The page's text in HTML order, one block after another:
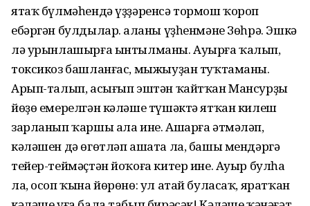
ятаҡ бүлмәһендә үҙҙәренсә тормош ҡороп
ебәргән булдылар. Ҡаланы үҙһенмәне Зөһрә. Эшкә
лә урынлашырға ынтылманы. Ауырға ҡалып,
токсикоз башланғас, мыжыуҙан туҡтаманы.
Арып-талып, асығып эштән ҡайтҡан Мансурҙы
йөҙө емерелгән кәләше түшәктә ятҡан килеш
зарланып ҡаршы ала ине. Ашарға әтмәләп,
кәләшен дә өгөтләп ашата ла, башы мендәргә
тейер-теймәҫтән йоҡоға китер ине. Ауыр булһа
ла, осоп ҡына йөрөнө: ул атай буласаҡ, яратҡан